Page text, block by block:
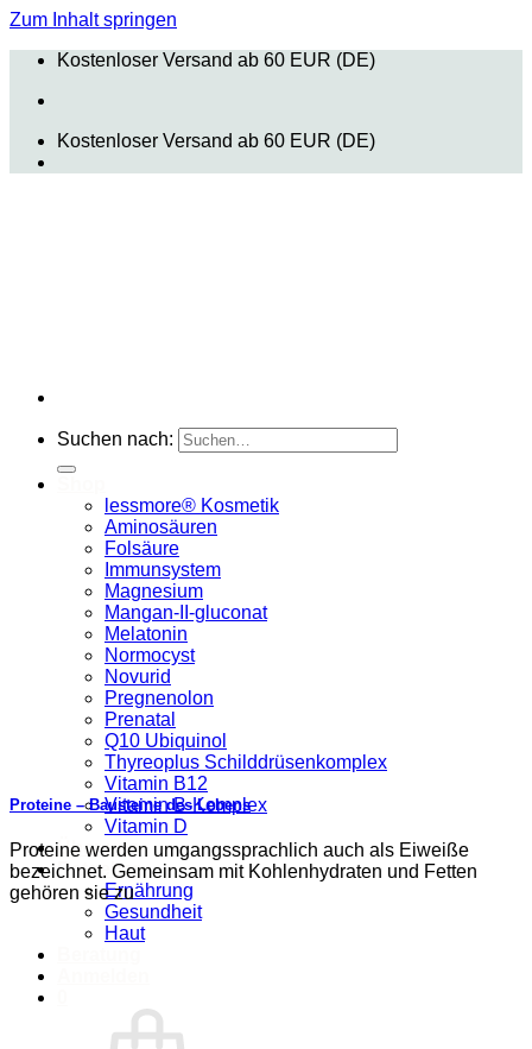
Zum Inhalt springen
Kostenloser Versand ab 60 EUR (DE)
Kostenloser Versand ab 60 EUR (DE)
Suchen nach:
lessmore® Kosmetik
Aminosäuren
Folsäure
Immunsystem
Magnesium
Mangan-II-gluconat
Melatonin
Normocyst
Novurid
Pregnenolon
Prenatal
Q10 Ubiquinol
Thyreoplus Schilddrüsenkomplex
Vitamin B12
Vitamin B-Komplex
Vitamin D
Über uns
Ratgeber
Ernährung
Gesundheit
Haut
Proteine – Bausteine des Lebens
Proteine werden umgangssprachlich auch als Eiweiße
bezeichnet. Gemeinsam mit Kohlenhydraten und Fetten
gehören sie zu